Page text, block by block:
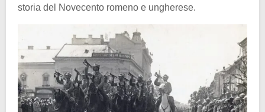
storia del Novecento romeno e ungherese.